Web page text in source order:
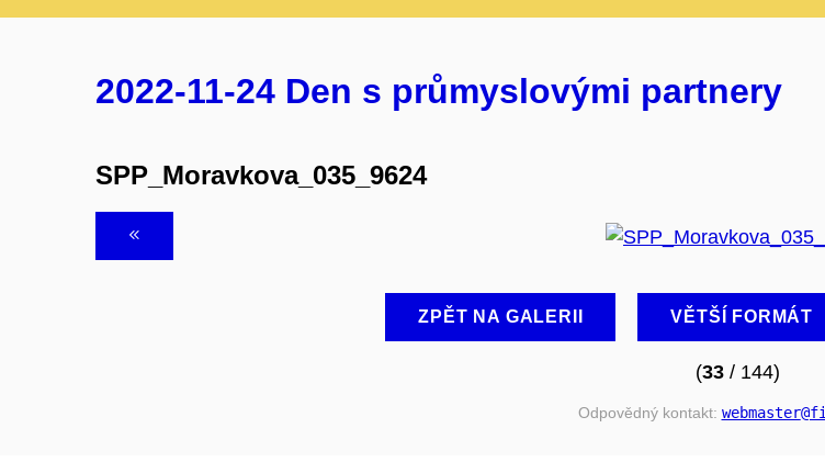
2022-11-24 Den s průmyslovými partnery
SPP_Moravkova_035_9624
ZPĚT NA GALERII VĚTŠÍ FORMÁT
(33/ 144)
Odpovědný kontakt: webmaster@fi